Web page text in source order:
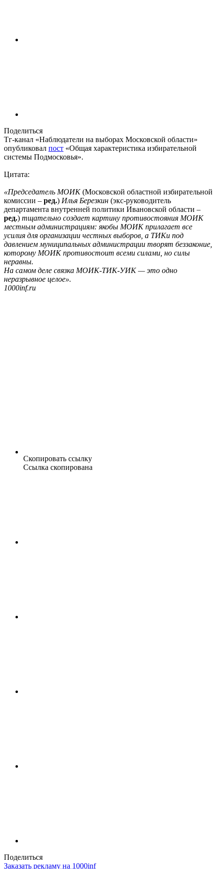
Поделиться
Тг-канал «Наблюдатели на выборах Московской области»
опубликовал пост «Общая характеристика избирательной
системы Подмосковья».
Цитата:
«Председатель МОИК(Московской областной избирательной
комиссии – ред.) Илья Березкин (экс-руководитель
департамента внутренней политики Ивановской области –
ред.) тщательно создает картину противостояния МОИК
местным администрациям: якобы МОИК прилагает все
усилия для организации честных выборов, а ТИКи под
давлением муниципальных администрации творят беззаконие,
которому МОИК противостоит всеми силами, но силы
неравны.
На самом деле связка МОИК-ТИК-УИК — это одно
неразрывное целое».
1000inf.ru
Скопировать ссылку
Ссылка скопирована
Поделиться
Заказать рекламу на 1000inf